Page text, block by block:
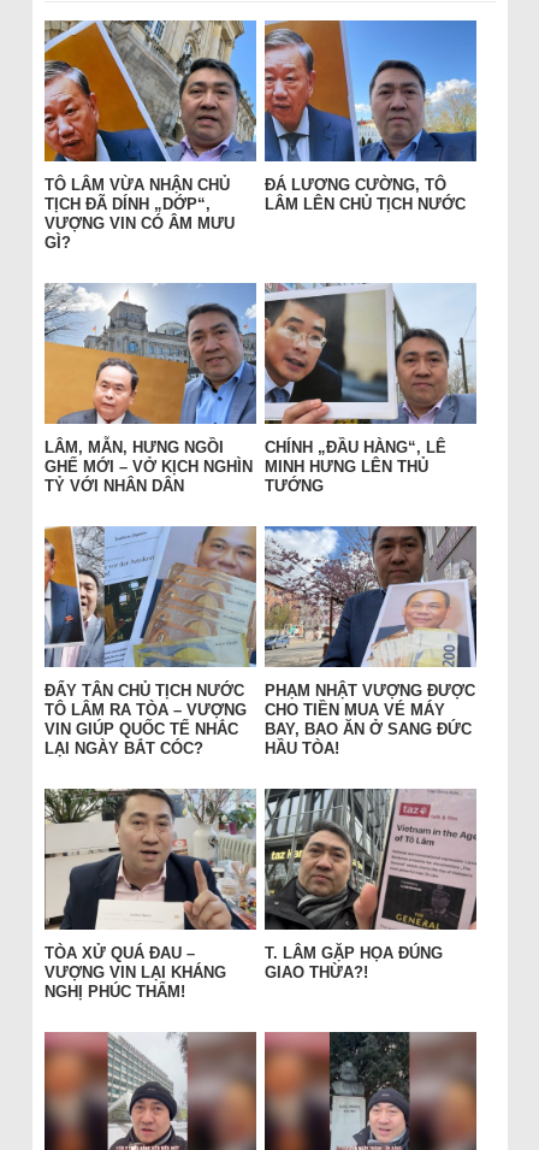
TÔ LÂM VỪA NHẬN CHỦ
TỊCH ĐÃ DÍNH „DỚP“,
VƯỢNG VIN CÓ ÂM MƯU
GÌ?
ĐÁ LƯƠNG CƯỜNG, TÔ
LÂM LÊN CHỦ TỊCH NƯỚC
LÂM, MẪN, HƯNG NGỒI
GHẾ MỚI – VỞ KỊCH NGHÌN
TỶ VỚI NHÂN DÂN
CHÍNH „ĐẦU HÀNG“, LÊ
MINH HƯNG LÊN THỦ
TƯỚNG
ĐẨY TÂN CHỦ TỊCH NƯỚC
TÔ LÂM RA TÒA – VƯỢNG
VIN GIÚP QUỐC TẾ NHẮC
LẠI NGÀY BẮT CÓC?
PHẠM NHẬT VƯỢNG ĐƯỢC
CHO TIỀN MUA VÉ MÁY
BAY, BAO ĂN Ở SANG ĐỨC
HẦU TÒA!
TÒA XỬ QUÁ ĐAU –
VƯỢNG VIN LẠI KHÁNG
NGHỊ PHÚC THẨM!
T. LÂM GẶP HỌA ĐÚNG
GIAO THỪA?!